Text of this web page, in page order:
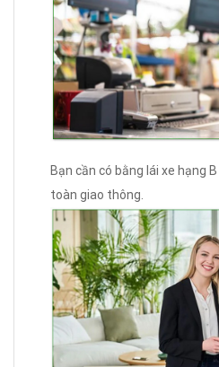
Bạn cần có bằng lái xe hạng
toàn giao thông.